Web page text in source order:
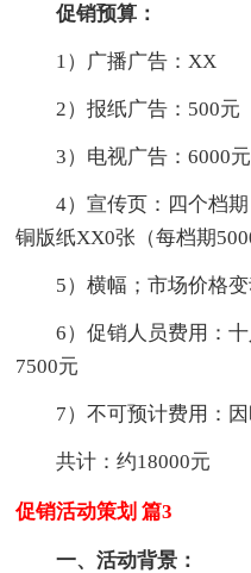
促销预算：
1）广播广告：XX
2）报纸广告：500元
3）电视广告：6000元
4）宣传页：四个档
铜版纸XX0张（每档期
5）横幅；市场价格变
6）促销人员费用：
7500元
7）不可预计费用：因
共计：约18000元
促销活动策划 篇3
一、活动背景：